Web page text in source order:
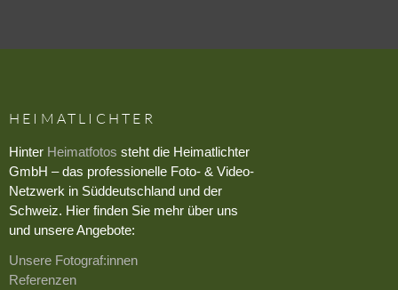
HEIMATLICHTER
Hinter Heimatfotos steht die Heimatlichter
GmbH – das professionelle Foto- & Video-
Netzwerk in Süddeutschland und der
Schweiz. Hier finden Sie mehr über uns
und unsere Angebote:
Unsere Fotograf:innen
Referenzen